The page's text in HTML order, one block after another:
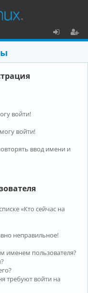
о
и
войти!
войти!
ввод имени и
«Кто сейчас на
неправильное!
именем пользователя?
требуют войти на